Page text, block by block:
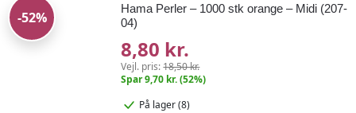
-52%
Hama Perler – 1000 stk orange – Midi (207-
04)
8,80 kr.
Vejl. pris:18,50 kr.
Spar 9,70 kr. (52%)
På lager (8)